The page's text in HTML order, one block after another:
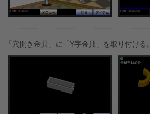
「穴開き金具」に「Y字金具」を取り付ける。